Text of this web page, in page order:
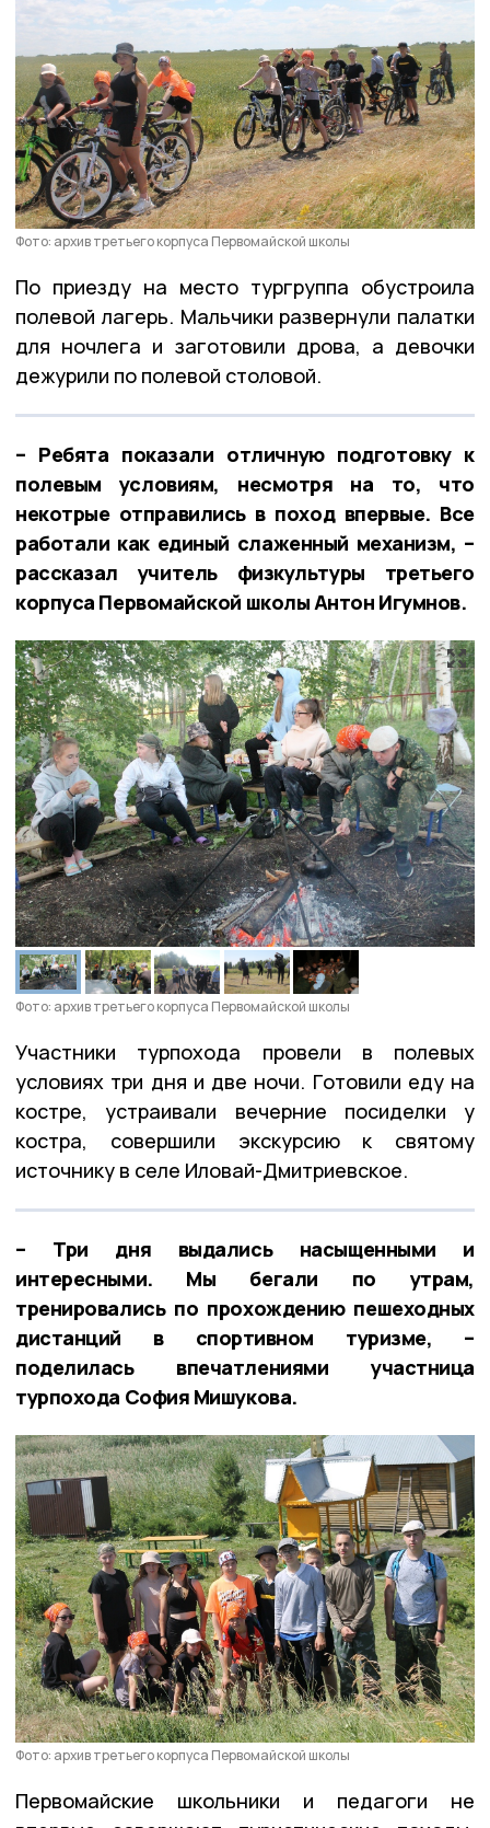
Фото: архив третьего корпуса Первомайской школы
По приезду на место тургруппа обустроила
полевой лагерь. Мальчики развернули палатки
для ночлега и заготовили дрова, а девочки
дежурили по полевой столовой.
– Ребята показали отличную подготовку к
полевым условиям, несмотря на то, что
некотрые отправились в поход впервые. Все
работали как единый слаженный механизм, –
рассказал учитель физкультуры третьего
корпуса Первомайской школы Антон Игумнов.
Фото: архив третьего корпуса Первомайской школы
Участники турпохода провели в полевых
условиях три дня и две ночи. Готовили еду на
костре, устраивали вечерние посиделки у
костра, совершили экскурсию к святому
источнику в селе Иловай-Дмитриевское.
– Три дня выдались насыщенными и
интересными. Мы бегали по утрам,
тренировались по прохождению пешеходных
дистанций в спортивном туризме, –
поделилась впечатлениями участница
турпохода София Мишукова.
Фото: архив третьего корпуса Первомайской школы
Первомайские школьники и педагоги не